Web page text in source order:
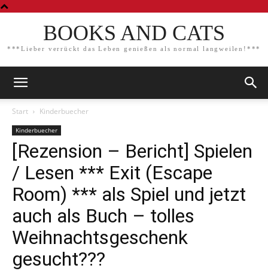
BOOKS AND CATS
***Lieber verrückt das Leben genießen als normal langweilen!***
Start Kinderbuecher
Kinderbuecher
[Rezension – Bericht] Spielen
/ Lesen *** Exit (Escape
Room) *** als Spiel und jetzt
auch als Buch – tolles
Weihnachtsgeschenk
gesucht???